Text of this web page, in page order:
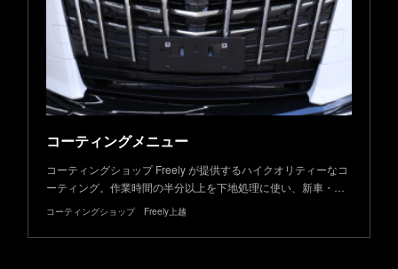
コーティングメニュー
コーティングショップ Freely が提供するハイクオリティーなコ
ーティング。作業時間の半分以上を下地処理に使い、新車・…
コーティングショップ Freely上越